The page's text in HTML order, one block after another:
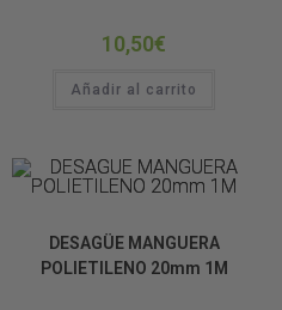
10,50€
Añadir al carrito
DESAGÜE MANGUERA
POLIETILENO 20mm 1M